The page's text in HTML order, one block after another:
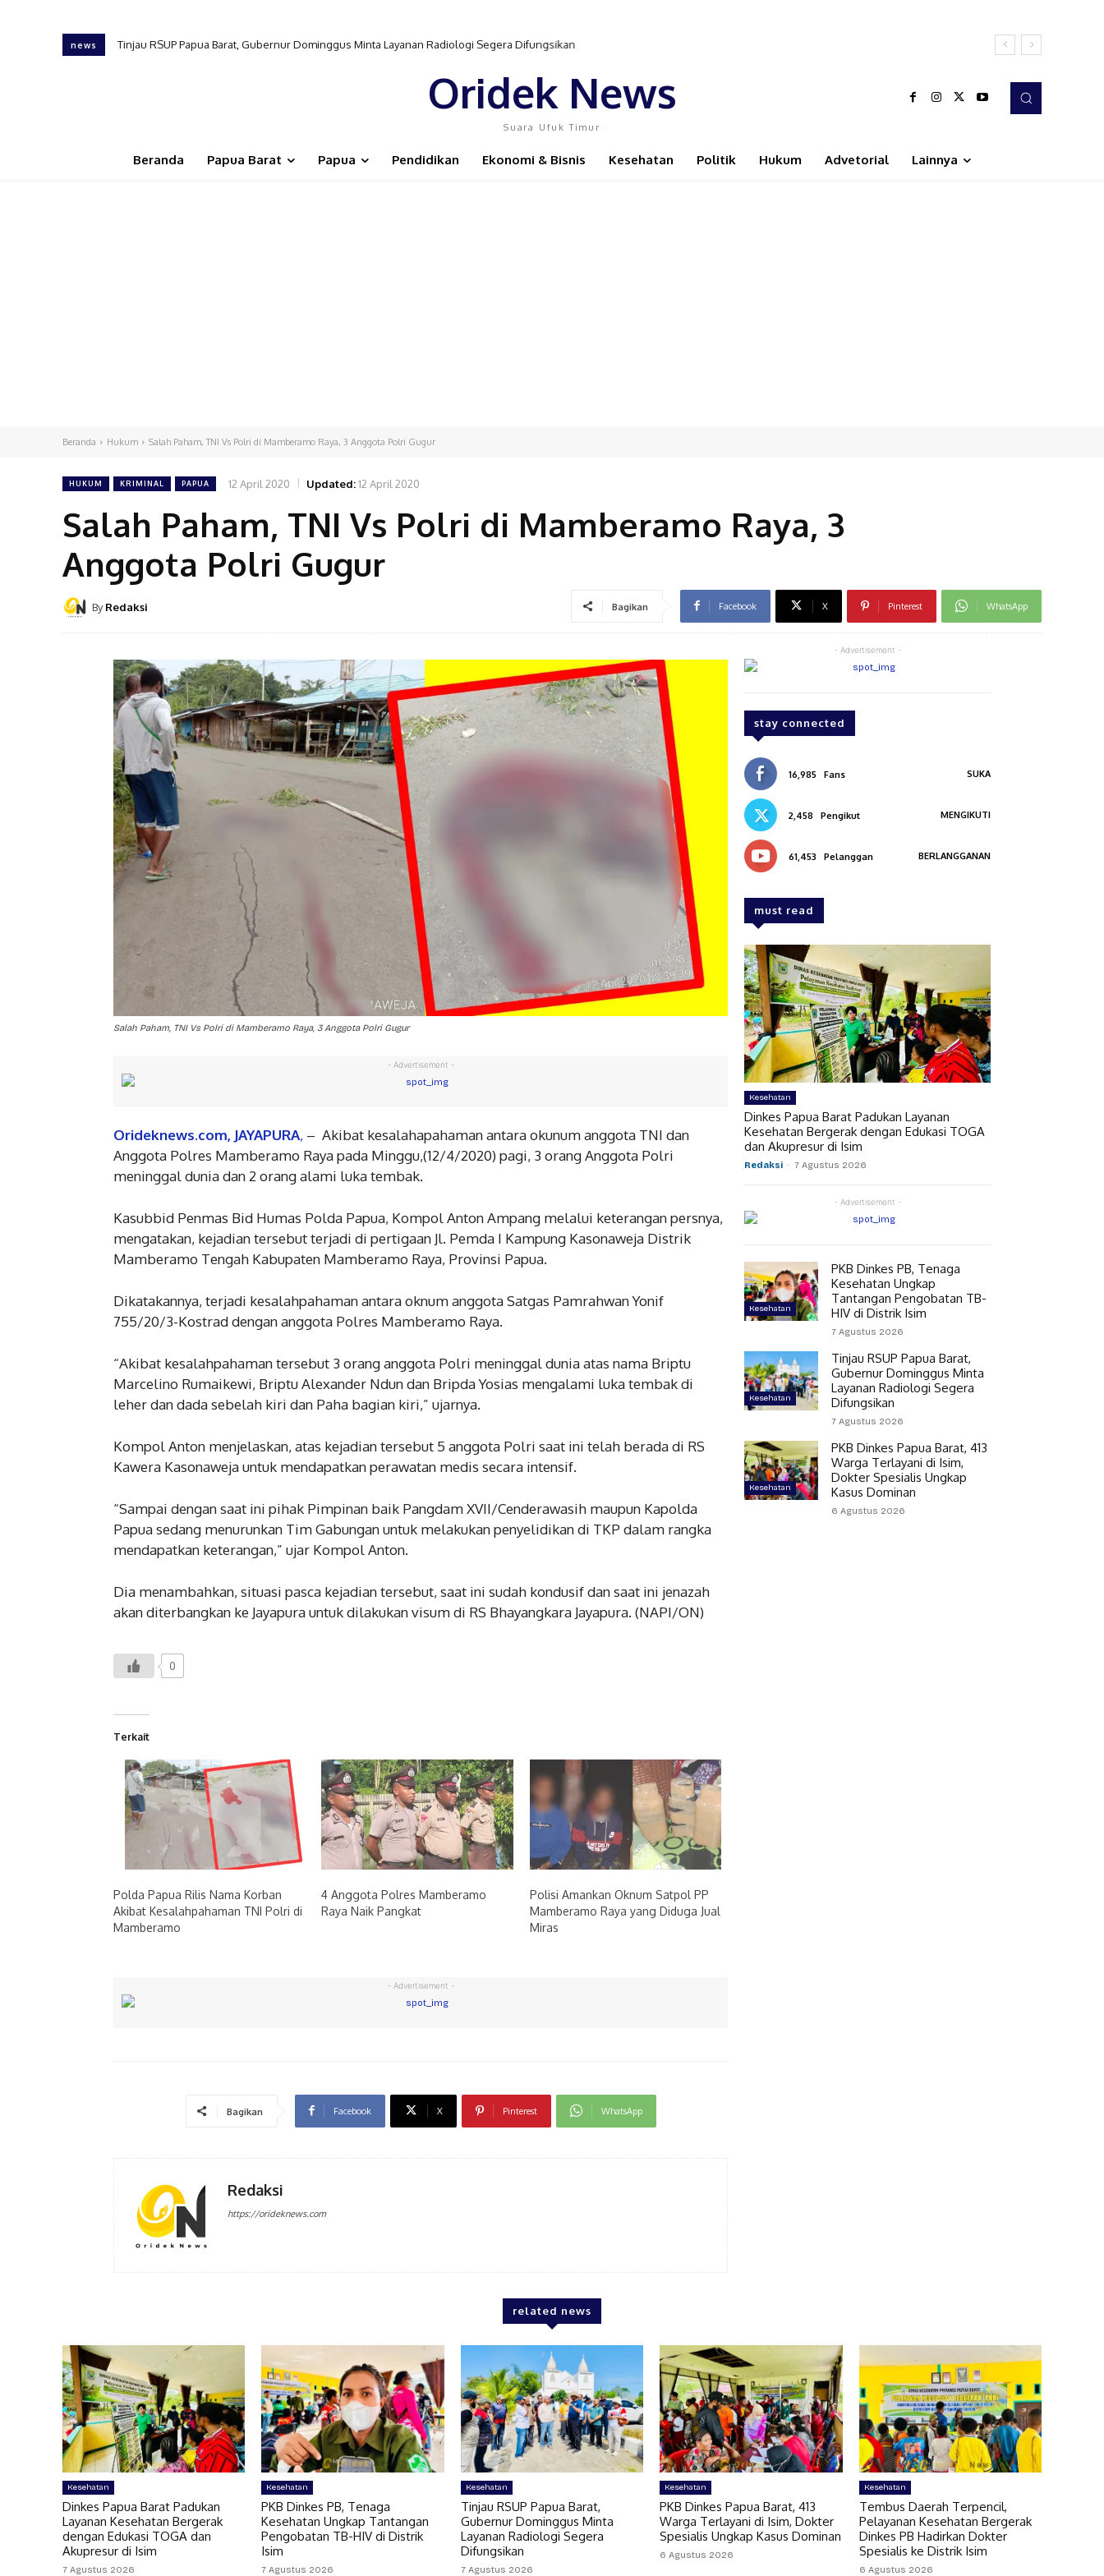
news Tinjau RSUP Papua Barat, Gubernur Dominggus Minta Layanan Radiologi Segera Difungsikan
Oridek News
Suara Ufuk Timur
Beranda Papua Barat Papua Pendidikan Ekonomi & Bisnis Kesehatan Politik Hukum Advetorial Lainnya
Beranda Hukum Salah Paham, TNI Vs Polri di Mamberamo Raya, 3 Anggota Polri Gugur
HUKUM KRIMINAL PAPUA 12 April 2020 Updated:12 April 2020
Salah Paham, TNI Vs Polri di Mamberamo Raya, 3
Anggota Polri Gugur
By Redaksi Bagikan Facebook X Pinterest WhatsApp
Salah Paham, TNI Vs Polri di Mamberamo Raya, 3 Anggota Polri Gugur
- Advertisement -
Orideknews.com, JAYAPURA, – Akibat kesalahapahaman antara okunum anggota TNI dan
Anggota Polres Mamberamo Raya pada Minggu,(12/4/2020) pagi, 3 orang Anggota Polri
meninggal dunia dan 2 orang alami luka tembak.
Kasubbid Penmas Bid Humas Polda Papua, Kompol Anton Ampang melalui keterangan persnya,
mengatakan, kejadian tersebut terjadi di pertigaan Jl. Pemda I Kampung Kasonaweja Distrik
Mamberamo Tengah Kabupaten Mamberamo Raya, Provinsi Papua.
Dikatakannya, terjadi kesalahpahaman antara oknum anggota Satgas Pamrahwan Yonif
755/20/3-Kostrad dengan anggota Polres Mamberamo Raya.
“Akibat kesalahpahaman tersebut 3 orang anggota Polri meninggal dunia atas nama Briptu
Marcelino Rumaikewi, Briptu Alexander Ndun dan Bripda Yosias mengalami luka tembak di
leher dan dada sebelah kiri dan Paha bagian kiri,” ujarnya.
Kompol Anton menjelaskan, atas kejadian tersebut 5 anggota Polri saat ini telah berada di RS
Kawera Kasonaweja untuk mendapatkan perawatan medis secara intensif.
“Sampai dengan saat ini pihak Pimpinan baik Pangdam XVII/Cenderawasih maupun Kapolda
Papua sedang menurunkan Tim Gabungan untuk melakukan penyelidikan di TKP dalam rangka
mendapatkan keterangan,” ujar Kompol Anton.
Dia menambahkan, situasi pasca kejadian tersebut, saat ini sudah kondusif dan saat ini jenazah
akan diterbangkan ke Jayapura untuk dilakukan visum di RS Bhayangkara Jayapura. (NAPI/ON)
0
Terkait
Polda Papua Rilis Nama Korban
Akibat Kesalahpahaman TNI Polri di
Mamberamo
4 Anggota Polres Mamberamo
Raya Naik Pangkat
Polisi Amankan Oknum Satpol PP
Mamberamo Raya yang Diduga Jual
Miras
- Advertisement -
Bagikan Facebook X Pinterest WhatsApp
Redaksi
https://orideknews.com
- Advertisement -
stay connected
16,985 Fans SUKA
2,458 Pengikut MENGIKUTI
61,453 Pelanggan BERLANGGANAN
must read
Kesehatan
Dinkes Papua Barat Padukan Layanan
Kesehatan Bergerak dengan Edukasi TOGA
dan Akupresur di Isim
Redaksi - 7 Agustus 2026
- Advertisement -
Kesehatan
PKB Dinkes PB, Tenaga
Kesehatan Ungkap
Tantangan Pengobatan TB-
HIV di Distrik Isim
7 Agustus 2026
Kesehatan
Tinjau RSUP Papua Barat,
Gubernur Dominggus Minta
Layanan Radiologi Segera
Difungsikan
7 Agustus 2026
Kesehatan
PKB Dinkes Papua Barat, 413
Warga Terlayani di Isim,
Dokter Spesialis Ungkap
Kasus Dominan
6 Agustus 2026
related news
Kesehatan
Dinkes Papua Barat Padukan
Layanan Kesehatan Bergerak
dengan Edukasi TOGA dan
Akupresur di Isim
7 Agustus 2026
Kesehatan
PKB Dinkes PB, Tenaga
Kesehatan Ungkap Tantangan
Pengobatan TB-HIV di Distrik
Isim
7 Agustus 2026
Kesehatan
Tinjau RSUP Papua Barat,
Gubernur Dominggus Minta
Layanan Radiologi Segera
Difungsikan
7 Agustus 2026
Kesehatan
PKB Dinkes Papua Barat, 413
Warga Terlayani di Isim, Dokter
Spesialis Ungkap Kasus Dominan
6 Agustus 2026
Kesehatan
Tembus Daerah Terpencil,
Pelayanan Kesehatan Bergerak
Dinkes PB Hadirkan Dokter
Spesialis ke Distrik Isim
6 Agustus 2026